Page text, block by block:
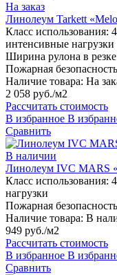
На заказ
Линолеум Tarkett
Класс использования:
интенсивные нагрузки
Ширина рулона в
Пожарная
Наличие товара: На
2 058 руб./м2
Рассчитать стоимость
В избранное В
Сравнить
В наличии
Линолеум IVC MARS
Класс использования:
нагрузки
Пожарная
Наличие товара: В
949 руб./м2
Рассчитать стоимость
В избранное В
Сравнить